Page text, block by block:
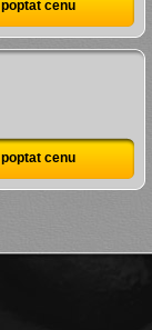
poptat cenu
poptat cenu